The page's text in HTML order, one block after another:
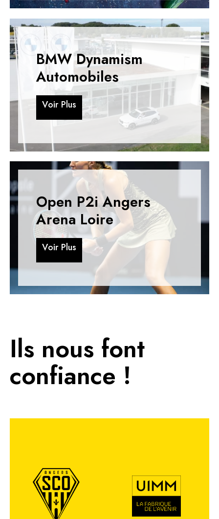
BMW Dynamism
Automobiles
Voir Plus
Voir Plus
Open P2i Angers
Arena Loire
Voir Plus
Voir Plus
Ils nous font
confiance !